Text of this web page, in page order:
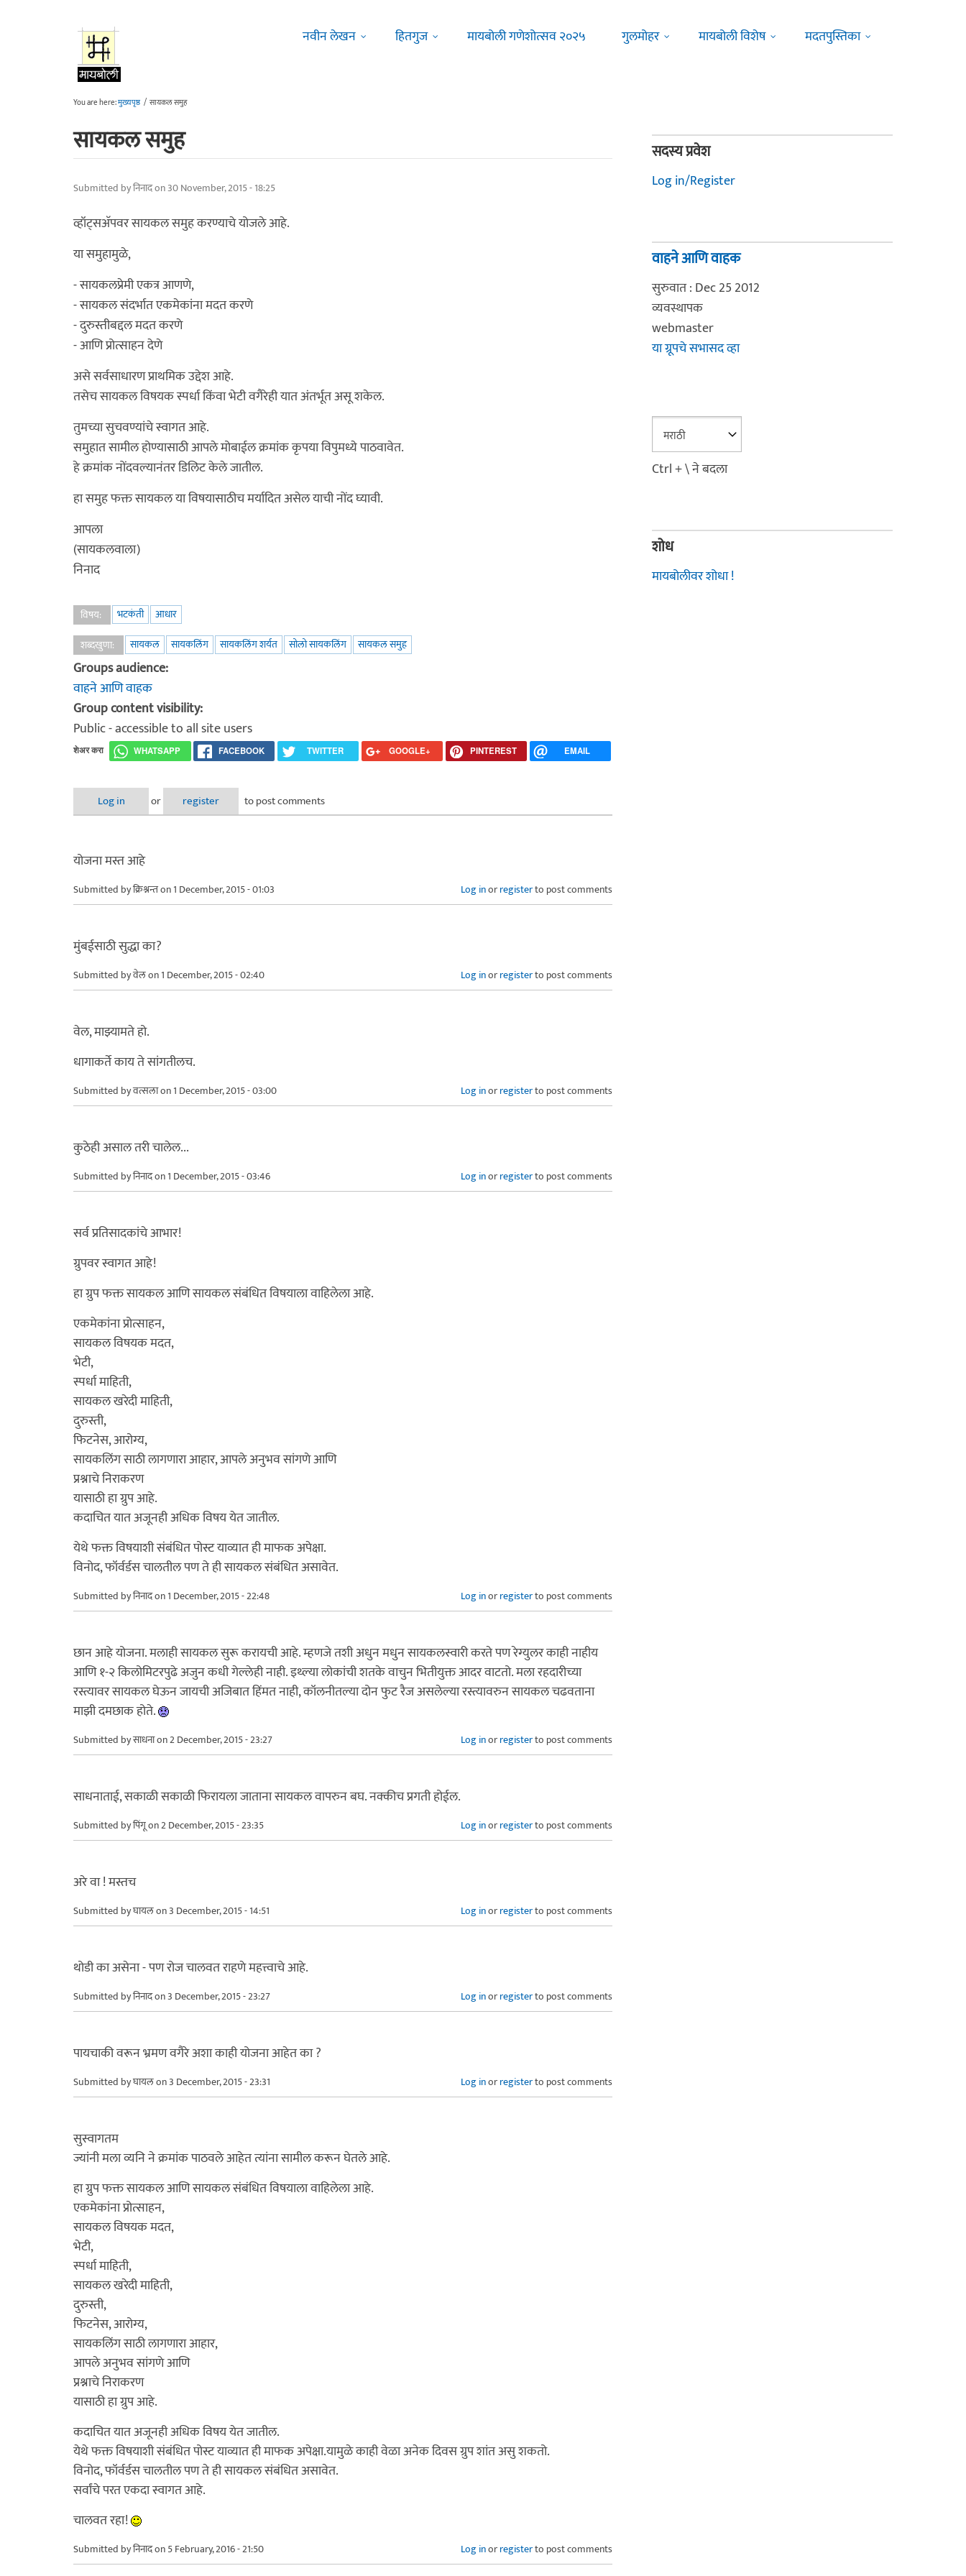
नवीन लेखन
हितगुज मायबोली गणेशोत्सव २०२५ गुलमोहर मायबोली विशेष मदतपुस्तिका
You are here:मुख्यपृष्ठ / सायकल समुह
सायकल समुह
Submitted byनिनादon 30 November, 2015 - 18:25
व्हॉट्सअ‍ॅपवर सायकल समुह करण्याचे योजले आहे.
या समुहामुळे,
- सायकलप्रेमी एकत्र आणणे,
- सायकल संदर्भात एकमेकांना मदत करणे
- दुरुस्तीबद्दल मदत करणे
- आणि प्रोत्साहन देणे
असे सर्वसाधारण प्राथमिक उद्देश आहे.
तसेच सायकल विषयक स्पर्धा किंवा भेटी वगैरेही यात अंतर्भूत असू शकेल.
तुमच्या सुचवण्यांचे स्वागत आहे.
समुहात सामील होण्यासाठी आपले मोबाईल क्रमांक कृपया विपुमध्ये पाठवावेत.
हे क्रमांक नोंदवल्यानंतर डिलिट केले जातील.
हा समुह फक्त सायकल या विषयासाठीच मर्यादित असेल याची नोंद घ्यावी.
आपला
(सायकलवाला)
निनाद
विषय: भटकंती
आधार
शब्दखुणा:
सायकल सायकलिंग सायकलिंग शर्यत सोलो सायकलिंग सायकल समुह
Groups audience:
वाहने आणि वाहक
Group content visibility:
Public - accessible to all site users
शेअर करा WHATSAPP FACEBOOK TWITTER GOOGLE+ PINTEREST EMAIL
Log in or register to post comments
योजना मस्त आहे
Submitted byक्रिश्नन्तon 1 December, 2015 - 01:03 Log inorregisterto post comments
मुंबईसाठी सुद्धा का?
Submitted byवेलon 1 December, 2015 - 02:40 Log inorregisterto post comments
वेल, माझ्यामते हो.
धागाकर्ते काय ते सांगतीलच.
Submitted byवत्सलाon 1 December, 2015 - 03:00 Log inorregisterto post comments
कुठेही असाल तरी चालेल...
Submitted byनिनादon 1 December, 2015 - 03:46 Log inorregisterto post comments
सर्व प्रतिसादकांचे आभार!
ग्रुपवर स्वागत आहे!
हा ग्रुप फक्त सायकल आणि सायकल संबंधित विषयाला वाहिलेला आहे.
एकमेकांना प्रोत्साहन,
सायकल विषयक मदत,
भेटी,
स्पर्धा माहिती,
सायकल खरेदी माहिती,
दुरुस्ती,
फिटनेस, आरोग्य,
सायकलिंग साठी लागणारा आहार, आपले अनुभव सांगणे आणि
प्रश्नाचे निराकरण
यासाठी हा ग्रुप आहे.
कदाचित यात अजूनही अधिक विषय येत जातील.
येथे फक्त विषयाशी संबंधित पोस्ट याव्यात ही माफक अपेक्षा.
विनोद, फॉर्वर्डस चालतील पण ते ही सायकल संबंधित असावेत.
Submitted byनिनादon 1 December, 2015 - 22:48 Log inorregisterto post comments
छान आहे योजना. मलाही सायकल सुरू करायची आहे. म्हणजे तशी अधुन मधुन सायकलस्वारी करते पण रेग्युलर काही नाहीय
आणि १-२ किलोमिटरपुढे अजुन कधी गेल्लेही नाही. इथ्ल्या लोकांची शतके वाचुन भितीयुक्त आदर वाटतो. मला रहदारीच्या
रस्त्यावर सायकल घेऊन जायची अजिबात हिंमत नाही, कॉलनीतल्या दोन फुट रैज असलेल्या रस्त्यावरुन सायकल चढवताना
माझी दमछाक होते.
Submitted byसाधनाon 2 December, 2015 - 23:27 Log inorregisterto post comments
साधनाताई, सकाळी सकाळी फिरायला जाताना सायकल वापरुन बघ. नक्कीच प्रगती होईल.
Submitted byपिंगूon 2 December, 2015 - 23:35 Log inorregisterto post comments
अरे वा ! मस्तच
Submitted byघायलon 3 December, 2015 - 14:51 Log inorregisterto post comments
थोडी का असेना - पण रोज चालवत राहणे महत्त्वाचे आहे.
Submitted byनिनादon 3 December, 2015 - 23:27 Log inorregisterto post comments
पायचाकी वरून भ्रमण वगैरे अशा काही योजना आहेत का ?
Submitted byघायलon 3 December, 2015 - 23:31 Log inorregisterto post comments
सुस्वागतम
ज्यांनी मला व्यनि ने क्रमांक पाठवले आहेत त्यांना सामील करून घेतले आहे.
हा ग्रुप फक्त सायकल आणि सायकल संबंधित विषयाला वाहिलेला आहे.
एकमेकांना प्रोत्साहन,
सायकल विषयक मदत,
भेटी,
स्पर्धा माहिती,
सायकल खरेदी माहिती,
दुरुस्ती,
फिटनेस, आरोग्य,
सायकलिंग साठी लागणारा आहार,
आपले अनुभव सांगणे आणि
प्रश्नाचे निराकरण
यासाठी हा ग्रुप आहे.
कदाचित यात अजूनही अधिक विषय येत जातील.
येथे फक्त विषयाशी संबंधित पोस्ट याव्यात ही माफक अपेक्षा.यामुळे काही वेळा अनेक दिवस ग्रुप शांत असु शकतो.
विनोद, फॉर्वर्डस चालतील पण ते ही सायकल संबंधित असावेत.
सर्वांचे परत एकदा स्वागत आहे.
चालवत रहा!
Submitted byनिनादon 5 February, 2016 - 21:50 Log inorregisterto post comments
सदस्य प्रवेश
Log in/Register
वाहने आणि वाहक
सुरुवात : Dec 25 2012
व्यवस्थापक
webmaster
या ग्रूपचे सभासद व्हा
Ctrl + \ ने बदला
शोध
मायबोलीवर शोधा !